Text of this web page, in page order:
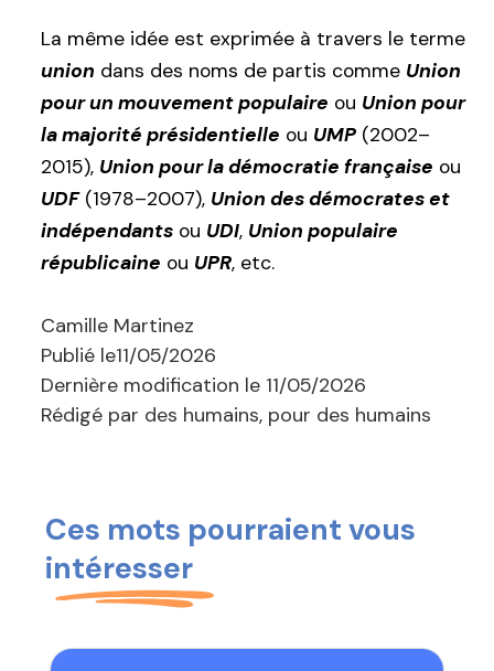
La même idée est exprimée à travers le terme
union dans des noms de partis comme Union
pour un mouvement populaire ou Union pour
la majorité présidentielle ou UMP (2002–
2015), Union pour la démocratie française ou
UDF(1978–2007), Union des démocrates et
indépendants ou UDI, Union populaire
républicaine ou UPR, etc.
Camille Martinez
Publié le11/05/2026
Dernière modification le 11/05/2026
Rédigé par des humains, pour des humains
Ces mots pourraient vous
intéresser